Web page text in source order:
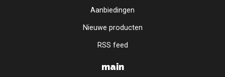
Aanbiedingen
Nieuwe producten
RSS feed
main